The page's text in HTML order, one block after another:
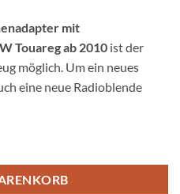
mit
Touareg ab 2010 ist der
möglich. Um ein neues
eine neue Radioblende